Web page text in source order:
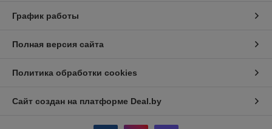
График работы
Полная версия сайта
Политика обработки cookies
Сайт создан на платформе Deal.by